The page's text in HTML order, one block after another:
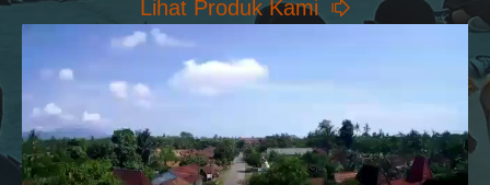
Lihat Produk Kami